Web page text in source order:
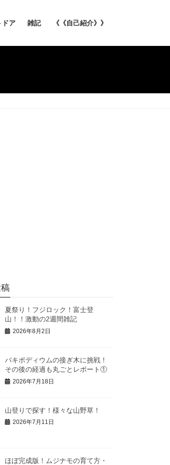
ドア 雑記 《《自己紹介》》
夏祭り！フジロック！富士登
山！！激動の2週間雑記
2026年8月2日
パキポディウムの接ぎ木に挑戦！
その後の経過も丸ごとレポート①
2026年7月18日
山登りで探す！様々な山野草！
2026年7月11日
ほぼ完成版！ムジナモの育て方・